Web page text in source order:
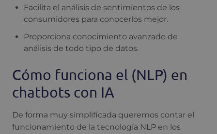
Facilita el análisis de sentimientos de los
consumidores para conocerlos mejor.
Proporciona conocimiento avanzado de
análisis de todo tipo de datos.
Cómo funciona el (NLP) en
chatbots con IA
De forma muy simplificada queremos contar el
funcionamiento de la tecnología NLP en los